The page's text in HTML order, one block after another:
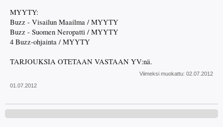
MYYTY:
Buzz - Visailun Maailma / MYYTY
Buzz - Suomen Neropatti / MYYTY
4 Buzz-ohjainta / MYYTY
TARJOUKSIA OTETAAN VASTAAN YV:nä.
Viimeksi muokattu: 02.07.2012
01.07.2012